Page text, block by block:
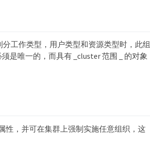
工作类型，用户类型和资源类型时，此组
是唯一的，而具有 _cluster 范围 _ 的对象
性，并可在集群上强制实施任意组织，这